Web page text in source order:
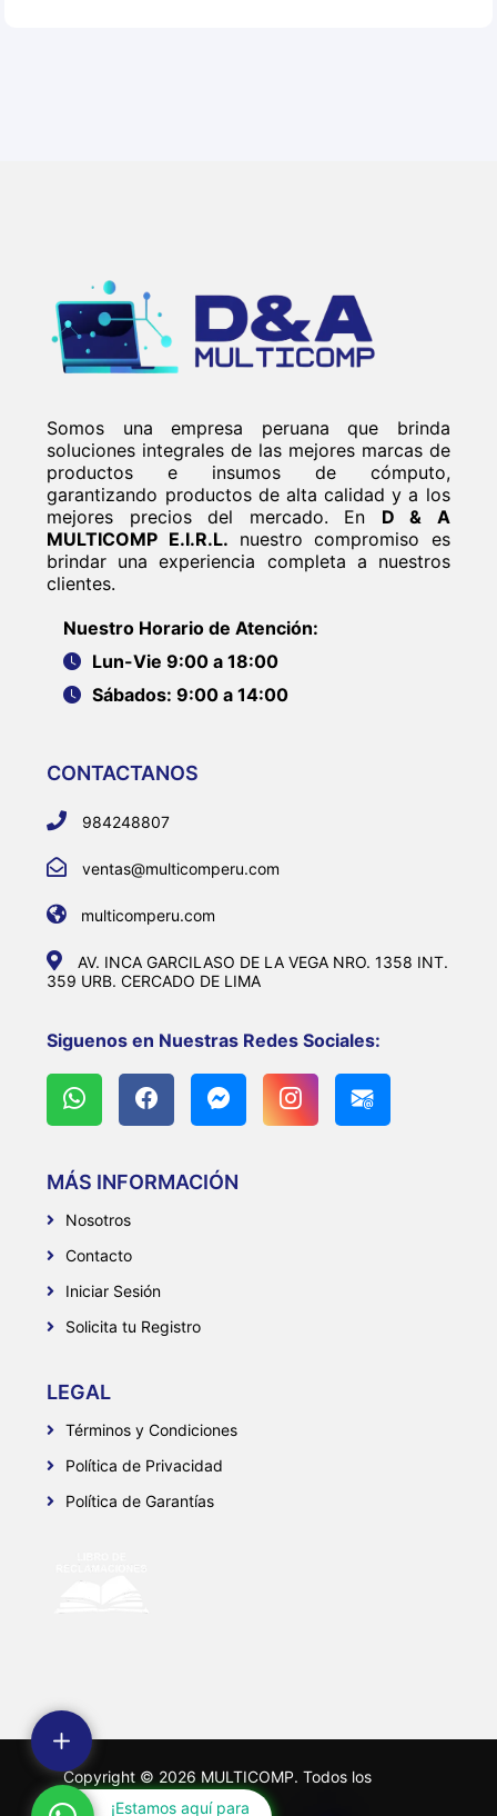
¡Estamos aquí para
Somos una empresa peruana que brinda
soluciones integrales de las mejores marcas de
productos e insumos de cómputo,
garantizando productos de alta calidad y a los
mejores precios del mercado. En D & A
MULTICOMP E.I.R.L. nuestro compromiso es
brindar una experiencia completa a nuestros
clientes.
Nuestro Horario de Atención:
Lun-Vie 9:00 a 18:00
Sábados: 9:00 a 14:00
CONTACTANOS
984248807
ventas@multicomperu.com
multicomperu.com
AV. INCA GARCILASO DE LA VEGA NRO. 1358 INT.
359 URB. CERCADO DE LIMA
Siguenos en Nuestras Redes Sociales:
MÁS INFORMACIÓN
Nosotros
Contacto
Iniciar Sesión
Solicita tu Registro
LEGAL
Términos y Condiciones
Política de Privacidad
Política de Garantías
Copyright © 2026 MULTICOMP. Todos los
derechos reservados.